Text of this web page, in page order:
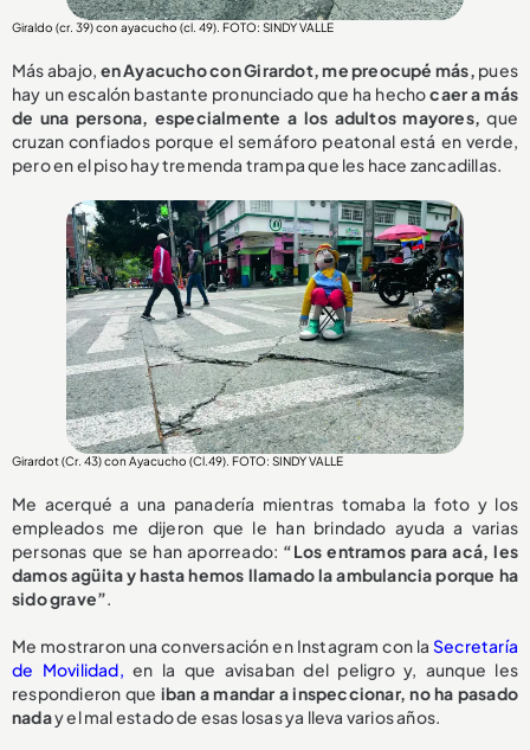
Giraldo (cr. 39) con ayacucho (cl. 49). FOTO: SINDY VALLE
Más abajo, en Ayacucho con Girardot, me preocupé más, pues
hay un escalón bastante pronunciado que ha hechocaer a más
de una persona, especialmente a los adultos mayores, que
cruzan confiados porque el semáforo peatonal está en verde,
pero en el piso hay tremenda trampa que les hace zancadillas.
Girardot (Cr. 43) con Ayacucho (Cl.49). FOTO: SINDY VALLE
Me acerqué a una panadería mientras tomaba la foto y los
empleados me dijeron que le han brindado ayuda a varias
personas que se han aporreado: “Los entramos para acá, les
damos agüita y hasta hemos llamado la ambulancia porque ha
sido grave”.
Me mostraron una conversación en Instagram con la Secretaría
de Movilidad, en la que avisaban del peligro y, aunque les
respondieron que iban a mandar a inspeccionar, no ha pasado
naday el mal estado de esas losas ya lleva varios años.